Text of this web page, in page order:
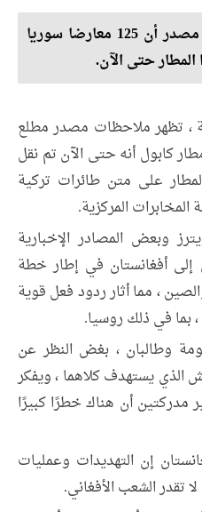
آریانانیوز: وتظهر ملاحظات مصدر أن 125 معارضا سوريا
حتى الآن.
، تظهر ملاحظات مصدر مطلع
كابول أنه حتى الآن تم نقل
المطار على متن طائرات تركية
المركزية.
وبعض المصادر الإخبارية
أفغانستان في إطار خطة
، مما أثار ردود فعل قوية
بما في ذلك روسيا.
وطالبان ، بغض النظر عن
الذي يستهدف كلاهما ، ويفكر
مدركتين أن هناك خطرًا كبيرًا
إن التهديدات وعمليات
تقدر الشعب الأفغاني.